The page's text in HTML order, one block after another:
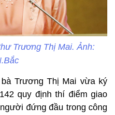
Trương Thị Mai. Ảnh:
Trương Thị Mai vừa ký
quy định thí điểm giao
đứng đầu trong công